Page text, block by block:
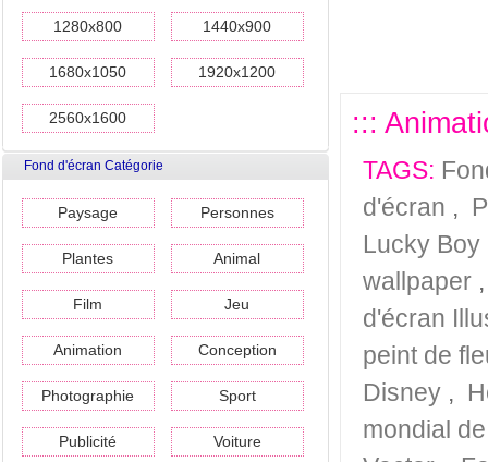
1280x800 1440x900
1680x1050 1920x1200
2560x1600
Fond d'écran Catégorie
Paysage Personnes
Plantes Animal
Film Jeu
Animation Conception
Photographie Sport
Publicité Voiture
:::
TAGS:
d'écran ,
Lucky Boy
wallpaper
d'écran
peint de
Disney ,
mondial